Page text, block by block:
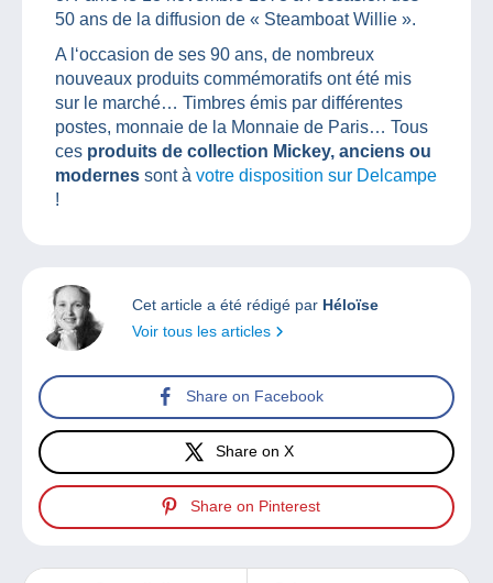
50 ans de la diffusion de « Steamboat Willie ».
A l‘occasion de ses 90 ans, de nombreux
nouveaux produits commémoratifs ont été mis
sur le marché… Timbres émis par différentes
postes, monnaie de la Monnaie de Paris… Tous
ces produits de collection Mickey, anciens ou
modernes sont à votre disposition sur Delcampe
!
Cet article a été rédigé par Héloïse
Voir tous les articles
Share on Facebook
Share on X
Share on Pinterest